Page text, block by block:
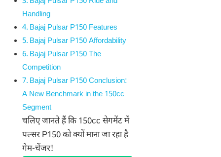
Handling
Bajaj Pulsar P150 Features
Bajaj Pulsar P150 Affordability
Bajaj Pulsar P150 The
Competition
Bajaj Pulsar P150 Conclusion:
A New Benchmark in the 150cc
Segment
चलिए जानते हैं कि 150cc सेगमेंट में
पल्सर P150 को क्यों माना जा रहा है
गेम-चेंजर!